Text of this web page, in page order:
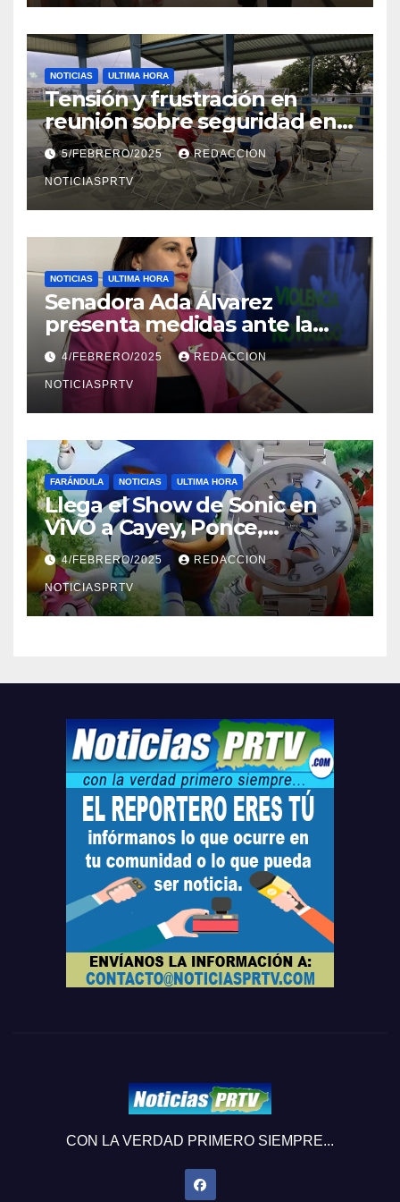
NOTICIAS ULTIMA HORA
Tensión y frustración en
reunión sobre seguridad en
Reparto Metropolitano
5/FEBRERO/2025 REDACCION
NOTICIASPRTV
NOTICIAS ULTIMA HORA
Senadora Ada Álvarez
presenta medidas ante la
violencia en el noviazgo
4/FEBRERO/2025 REDACCION
NOTICIASPRTV
FARÁNDULA NOTICIAS ULTIMA HORA
Llega el Show de Sonic en
ViVO a Cayey, Ponce,
Barceloneta y Humacao,
Relojes gratis para el que
compre ahora….
4/FEBRERO/2025 REDACCION
NOTICIASPRTV
CON LA VERDAD PRIMERO SIEMPRE...